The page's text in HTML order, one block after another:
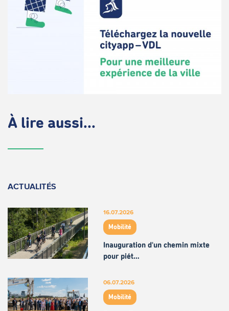
À lire aussi...
ACTUALITÉS
16.07.2026
Mobilité
Inauguration d'un chemin mixte
pour piét…
06.07.2026
Mobilité